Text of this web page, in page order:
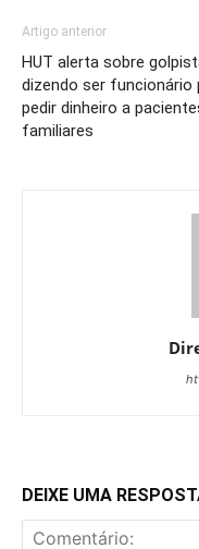
Artigo anterior
HUT alerta sobre
dizendo ser funcionário
pedir dinheiro a
familiares
DEIXE UMA